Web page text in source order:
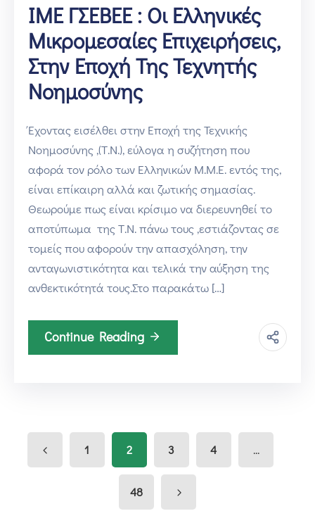
ΙΜΕ ΓΣΕΒΕΕ : Οι Ελληνικές
Μικρομεσαίες Επιχειρήσεις,
Στην Εποχή Της Τεχνητής
Νοημοσύνης
Έχοντας εισέλθει στην Εποχή της Τεχνικής
Νοημοσύνης ,(Τ.Ν.), εύλογα η συζήτηση που
αφορά τον ρόλο των Ελληνικών Μ.Μ.Ε. εντός της,
είναι επίκαιρη αλλά και ζωτικής σημασίας.
Θεωρούμε πως είναι κρίσιμο να διερευνηθεί το
αποτύπωμα της Τ.Ν. πάνω τους ,εστιάζοντας σε
τομείς που αφορούν την απασχόληση, την
ανταγωνιστικότητα και τελικά την αύξηση της
ανθεκτικότητά τους.Στο παρακάτω […]
Continue Reading
1 2 3 4 ...
48